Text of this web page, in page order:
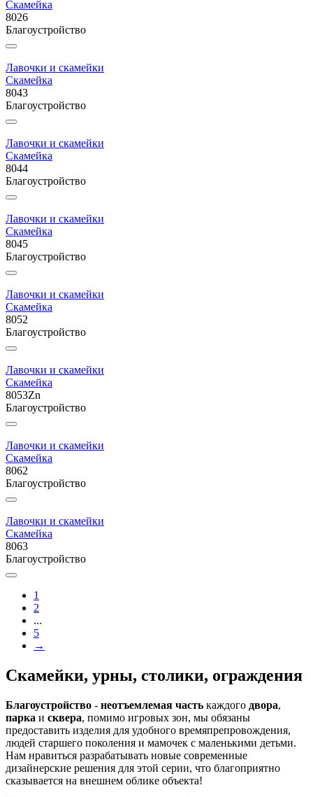
Скамейка
8026
Благоустройство
Лавочки и скамейки
Скамейка
8043
Благоустройство
Лавочки и скамейки
Скамейка
8044
Благоустройство
Лавочки и скамейки
Скамейка
8045
Благоустройство
Лавочки и скамейки
Скамейка
8052
Благоустройство
Лавочки и скамейки
Скамейка
8053Zn
Благоустройство
Лавочки и скамейки
Скамейка
8062
Благоустройство
Лавочки и скамейки
Скамейка
8063
Благоустройство
1
2
...
5
→
Скамейки, урны, столики, ограждения
Благоустройство - неотъемлемая часть каждого двора,
парка и сквера, помимо игровых зон, мы обязаны
предоставить изделия для удобного времяпрепровождения,
людей старшего поколения и мамочек с маленькими детьми.
Нам нравиться разрабатывать новые современные
дизайнерские решения для этой серии, что благоприятно
сказывается на внешнем облике объекта!